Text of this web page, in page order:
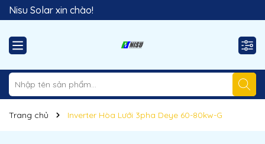
Nisu Solar xin chào!
Hãy sử dụng năng lượng sạch!
Trang chủ Inverter Hòa Lưới 3pha Deye 60-80kw-G